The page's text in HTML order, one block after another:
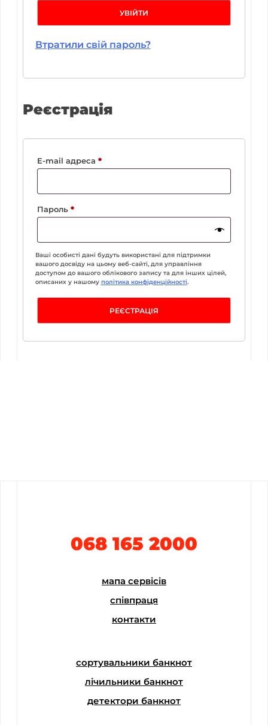
УВІЙТИ
Втратили свій пароль?
Реєстрація
E-mail адреса *Обов’язкове
Пароль *Обов’язкове
Ваші особисті дані будуть використані для підтримки
вашого досвіду на цьому веб-сайті, для управління
доступом до вашого облікового запису та для інших цілей,
описаних у нашому політика конфіденційності.
РЕЄСТРАЦІЯ
068 165 2000
мапа сервісів
співпраця
контакти
сортувальники банкнот
лічильники банкнот
детектори банкнот